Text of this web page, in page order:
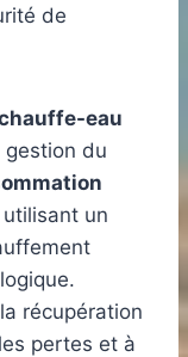
de
eau
du
un
récupération
pertes et à